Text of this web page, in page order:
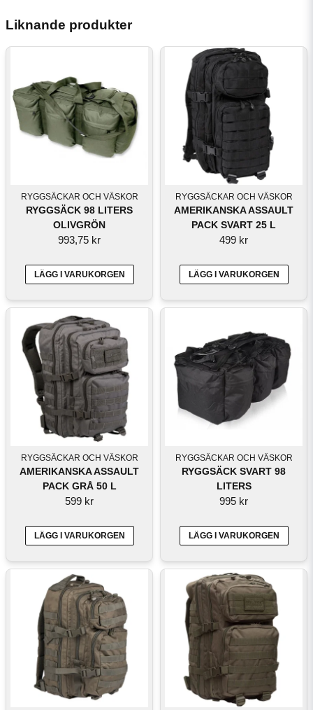
Liknande produkter
RYGGSÄCKAR OCH VÄSKOR
RYGGSÄCK 98 LITERS
OLIVGRÖN
993,75 kr
LÄGG I VARUKORGEN
RYGGSÄCKAR OCH VÄSKOR
AMERIKANSKA ASSAULT
PACK SVART 25 L
499 kr
LÄGG I VARUKORGEN
RYGGSÄCKAR OCH VÄSKOR
AMERIKANSKA ASSAULT
PACK GRÅ 50 L
599 kr
LÄGG I VARUKORGEN
RYGGSÄCKAR OCH VÄSKOR
RYGGSÄCK SVART 98
LITERS
995 kr
LÄGG I VARUKORGEN